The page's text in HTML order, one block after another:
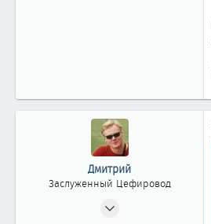
Дмитрий
Заслуженный Цефировод